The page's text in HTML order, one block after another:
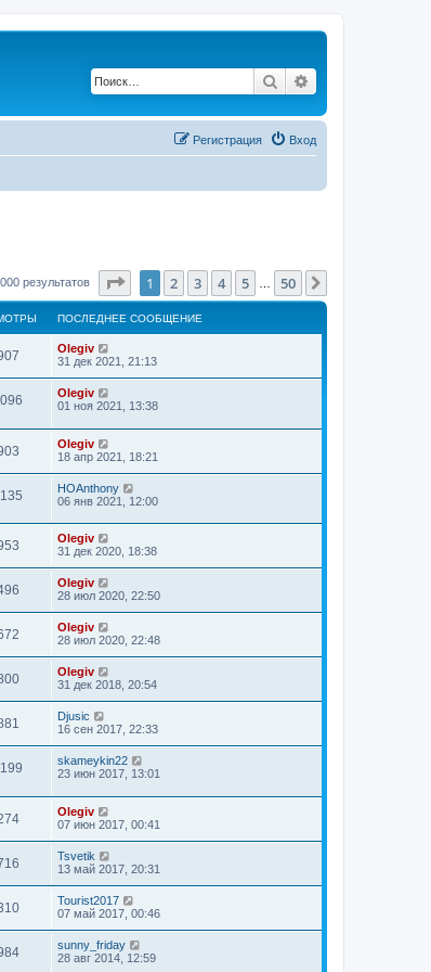
Поиск
Вход
Регистрация
результатов Страница1 из 50
1 2 3 4 5 50
ПОСЛЕДНЕЕ СООБЩЕНИЕ
Olegiv
31 дек 2021, 21:13
Olegiv
01 ноя 2021, 13:38
Olegiv
18 апр 2021, 18:21
HOAnthony
06 янв 2021, 12:00
Olegiv
31 дек 2020, 18:38
Olegiv
28 июл 2020, 22:50
Olegiv
28 июл 2020, 22:48
Olegiv
31 дек 2018, 20:54
Djusic
16 сен 2017, 22:33
skameykin22
23 июн 2017, 13:01
Olegiv
07 июн 2017, 00:41
Tsvetik
13 май 2017, 20:31
Tourist2017
07 май 2017, 00:46
sunny_friday
28 авг 2014, 12:59